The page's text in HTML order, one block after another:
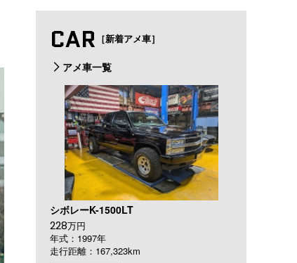
CAR ［新着アメ車］
アメ車一覧
シボレーK-1500LT
228万円
年式：1997年
走行距離：167,323km